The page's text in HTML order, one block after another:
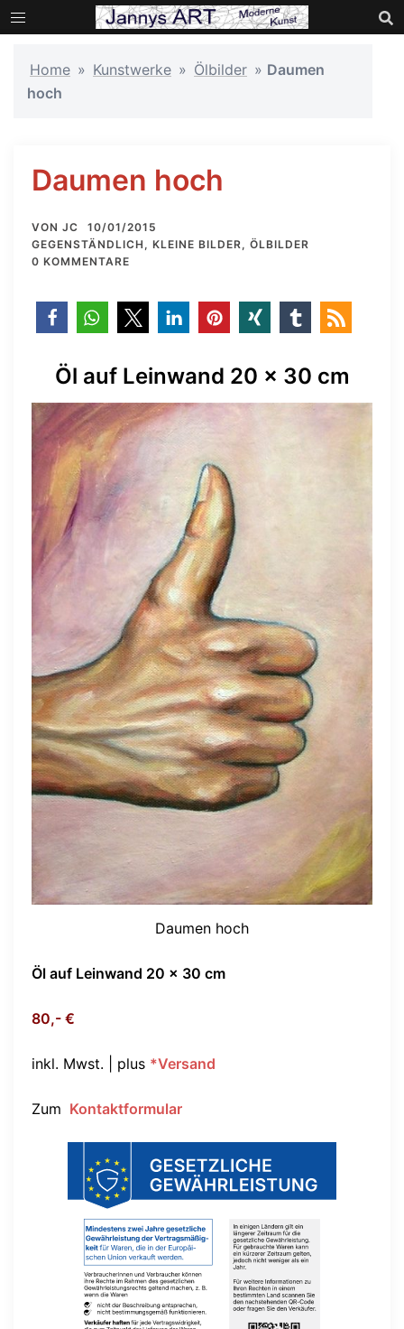
Zum
Inhalt
Home » Kunstwerke » Ölbilder » Daumen
hoch
Daumen hoch
VON JC
10/01/2015
GEGENSTÄNDLICH , KLEINE BILDER, ÖLBILDER
0 KOMMENTARE
Öl auf Leinwand 20 x 30 cm
Daumen hoch
Öl auf Leinwand 20 x 30 cm
80,- €
inkl. Mwst. | plus *Versand
Zum Kontaktformular